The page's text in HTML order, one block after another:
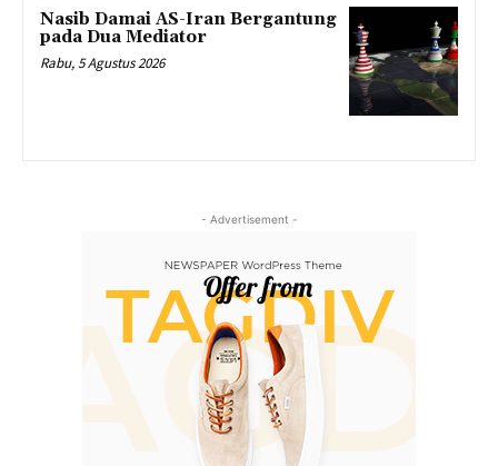
Nasib Damai AS-Iran Bergantung
pada Dua Mediator
Rabu, 5 Agustus 2026
- Advertisement -